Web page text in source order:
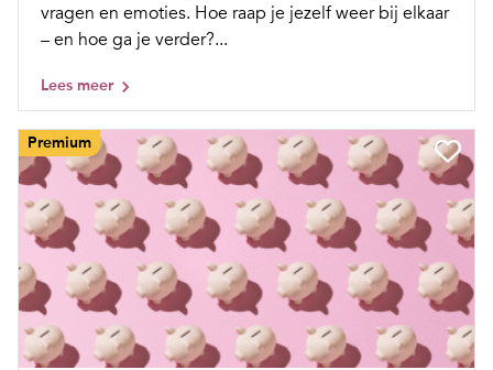
vragen en emoties. Hoe raap je jezelf weer bij elkaar
– en hoe ga je verder?...
Lees meer
Premium